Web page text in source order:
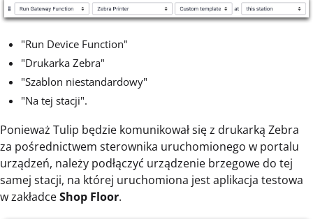
"Run Device Function"
"Drukarka Zebra"
"Szablon niestandardowy"
"Na tej stacji".
Ponieważ Tulip będzie komunikował się z drukarką Zebra
za pośrednictwem sterownika uruchomionego w portalu
urządzeń, należy podłączyć urządzenie brzegowe do tej
samej stacji, na której uruchomiona jest aplikacja testowa
w zakładceShop Floor.